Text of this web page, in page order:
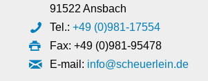
91522 Ansbach
Tel.: +49 (0)981-17554
Fax: +49 (0)981-95478
E-mail: info@scheuerlein.de